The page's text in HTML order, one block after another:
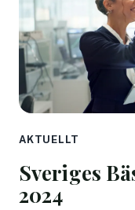
AKTUELLT
Sveriges
2024